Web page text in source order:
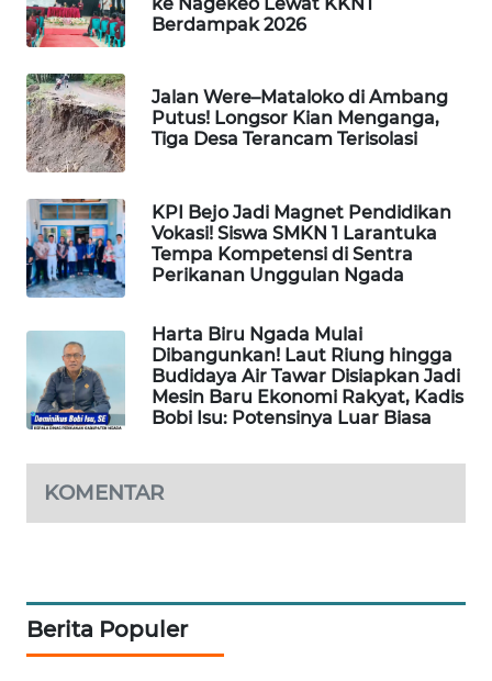
Berdampak 2026
Jalan Were–Mataloko di Ambang
Putus! Longsor Kian Menganga,
Tiga Desa Terancam Terisolasi
KPI Bejo Jadi Magnet Pendidikan
Vokasi! Siswa SMKN 1 Larantuka
Tempa Kompetensi di Sentra
Perikanan Unggulan Ngada
Harta Biru Ngada Mulai
Dibangunkan! Laut Riung hingga
Budidaya Air Tawar Disiapkan Jadi
Mesin Baru Ekonomi Rakyat, Kadis
Bobi Isu: Potensinya Luar Biasa
KOMENTAR
Berita Populer
LKKI
KOPEKLIN
PORTAL
KONSUMEN
FORWAMKI
ALPERKLINAS
FORJASIDA
TAMBANG
NEWS
NEWS
SIBARAGAS
NEWS